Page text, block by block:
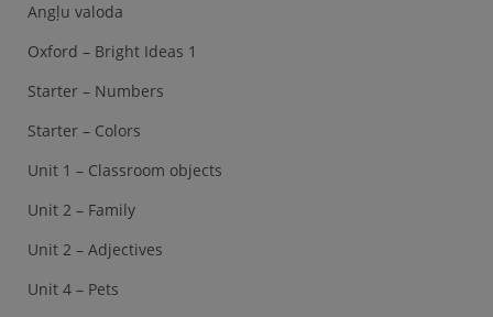
Angļu valoda
Oxford – Bright Ideas 1
Starter – Numbers
Starter – Colors
Unit 1 – Classroom objects
Unit 2 – Family
Unit 2 – Adjectives
Unit 4 – Pets